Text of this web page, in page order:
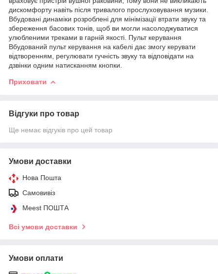
дискомфорту навіть після тривалого прослуховування музики.
Вбудовані динаміки розроблені для мінімізації втрати звуку та
збереження басових тонів, щоб ви могли насолоджуватися
улюбленими треками в гарній якості. Пульт керування
Вбудований пульт керування на кабелі дає змогу керувати
відтворенням, регулювати гучність звуку та відповідати на
дзвінки одним натисканням кнопки.
Приховати
Відгуки про товар
Ще немає відгуків про цей товар
Умови доставки
Нова Пошта
Самовивіз
Meest ПОШТА
Всі умови доставки
Умови оплати